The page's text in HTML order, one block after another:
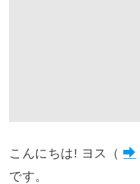
こんにちは! ヨス（
です。